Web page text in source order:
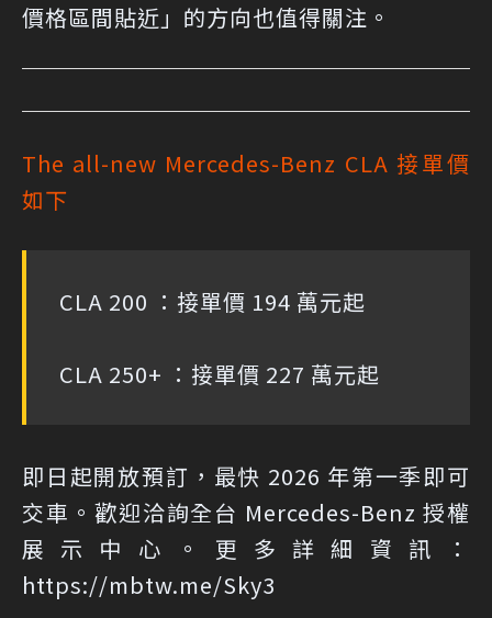
價格區間貼近」的方向也值得關注。
The all-new Mercedes-Benz CLA 接單價
如下
CLA 200 ：接單價 194 萬元起
CLA 250+ ：接單價 227 萬元起
即日起開放預訂，最快 2026 年第一季即可
交車。歡迎洽詢全台 Mercedes-Benz 授權
展示中心。更多詳細資訊：
https://mbtw.me/Sky3